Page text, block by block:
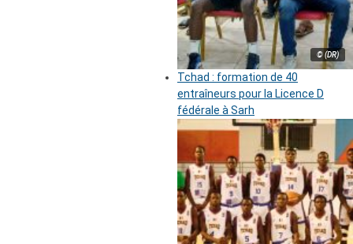
© (DR)
Tchad : formation de 40
entraîneurs pour la Licence D
fédérale à Sarh